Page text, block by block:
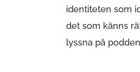
identiteten som
det som känns
lyssna på